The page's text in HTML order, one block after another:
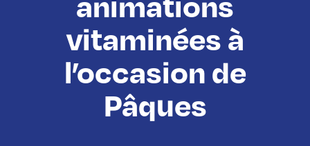
vitaminées à
l’occasion de
Pâques